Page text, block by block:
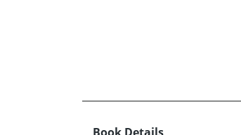
Book Details